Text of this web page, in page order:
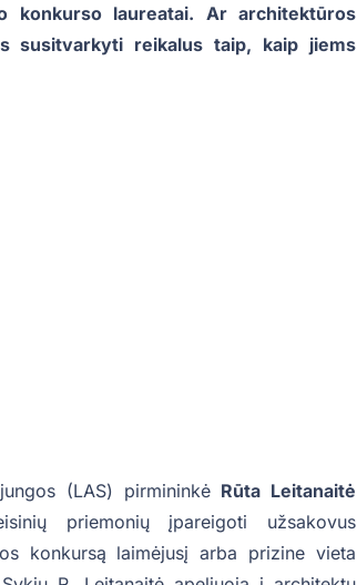
konkurso laureatai. Ar architektūros
susitvarkyti reikalus taip, kaip jiems
(LAS) pirmininkė Rūta Leitanaitė
priemonių įpareigoti užsakovus
konkursą laimėjusį arba prizine vieta